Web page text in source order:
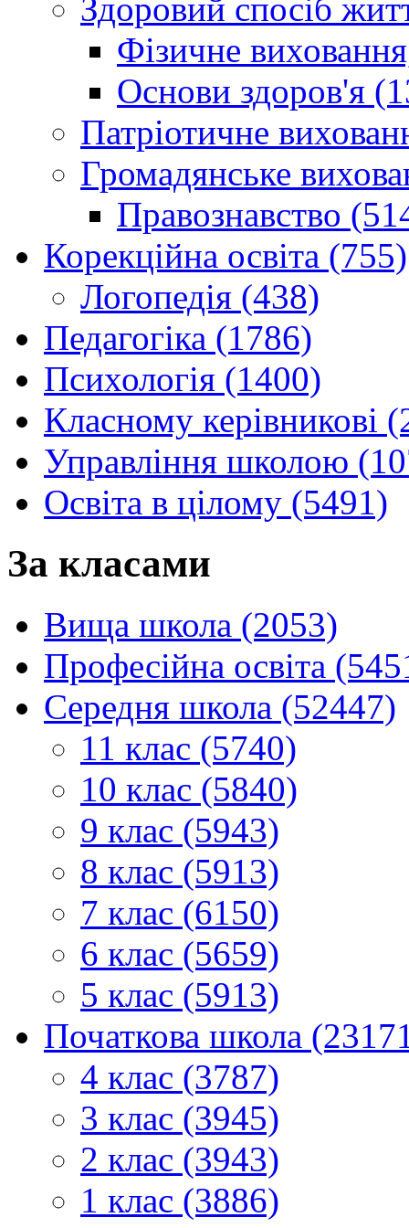
Здоровий спосіб
Фізичне
Основи здоров'я
Патріотичне
Громадянське
Правознавство
Корекційна освіта (755)
Логопедія (438)
Педагогіка (1786)
Психологія (1400)
Класному керівникові
Управління школою
Освіта в цілому (5491)
За класами
Вища школа (2053)
Професійна освіта
Середня школа (52447)
11 клас (5740)
10 клас (5840)
9 клас (5943)
8 клас (5913)
7 клас (6150)
6 клас (5659)
5 клас (5913)
Початкова школа
4 клас (3787)
3 клас (3945)
2 клас (3943)
1 клас (3886)